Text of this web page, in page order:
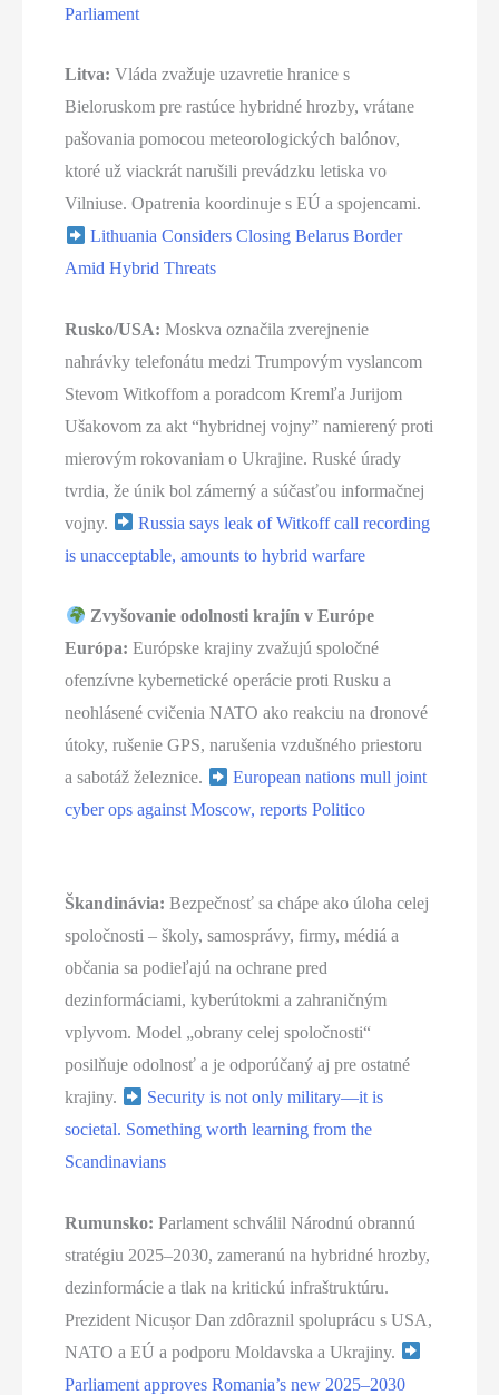
Parliament
Litva: Vláda zvažuje uzavretie hranice s
Bieloruskom pre rastúce hybridné hrozby, vrátane
pašovania pomocou meteorologických balónov,
ktoré už viackrát narušili prevádzku letiska vo
Vilniuse. Opatrenia koordinuje s EÚ a spojencami.
Lithuania Considers Closing Belarus Border
Amid Hybrid Threats
Rusko/USA: Moskva označila zverejnenie
nahrávky telefonátu medzi Trumpovým vyslancom
Stevom Witkoffom a poradcom Kremľa Jurijom
Ušakovom za akt “hybridnej vojny” namierený proti
mierovým rokovaniam o Ukrajine. Ruské úrady
tvrdia, že únik bol zámerný a súčasťou informačnej
vojny.
Russia says leak of Witkoff call recording
is unacceptable, amounts to hybrid warfare
Zvyšovanie odolnosti krajín v Európe
Európa: Európske krajiny zvažujú spoločné
ofenzívne kybernetické operácie proti Rusku a
neohlásené cvičenia NATO ako reakciu na dronové
útoky, rušenie GPS, narušenia vzdušného priestoru
a sabotáž železnice.
European nations mull joint
cyber ops against Moscow, reports Politico
Škandinávia: Bezpečnosť sa chápe ako úloha celej
spoločnosti – školy, samosprávy, firmy, médiá a
občania sa podieľajú na ochrane pred
dezinformáciami, kyberútokmi a zahraničným
vplyvom. Model „obrany celej spoločnosti“
posilňuje odolnosť a je odporúčaný aj pre ostatné
krajiny.
Security is not only military—it is
societal. Something worth learning from the
Scandinavians
Rumunsko: Parlament schválil Národnú obrannú
stratégiu 2025–2030, zameranú na hybridné hrozby,
dezinformácie a tlak na kritickú infraštruktúru.
Prezident Nicușor Dan zdôraznil spoluprácu s USA,
NATO a EÚ a podporu Moldavska a Ukrajiny.
Parliament approves Romania’s new 2025–2030